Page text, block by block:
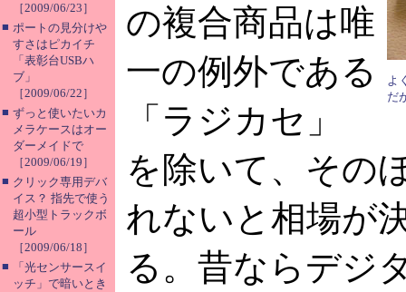
［2009/06/23］
■ ポートの見分けや
すさはピカイチ
「表彰台USBハ
ブ」
［2009/06/22］
■ ずっと使いたいカ
メラケースはオー
ダーメイドで
［2009/06/19］
■ クリック専用デバ
イス？ 指先で使う
超小型トラックボ
ール
［2009/06/18］
■
「光センサースイ
ッチ」で暗いとき
よ
だ
の複合商品は唯
一の例外である
「ラジカセ」
を除いて、その
れないと相場が
る。昔ならデジ